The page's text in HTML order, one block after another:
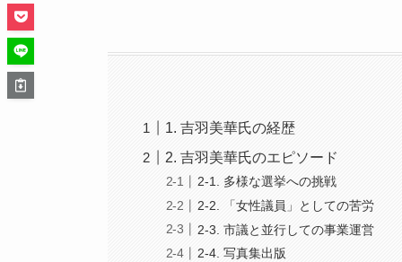
1. 吉羽美華氏の経歴
2. 吉羽美華氏のエピソード
2-1. 多様な選挙への挑戦
2-2. 「女性議員」としての苦労
2-3. 市議と並行しての事業運営
2-4. 写真集出版